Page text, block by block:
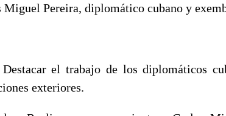
Pereira, diplomático cubano y
el trabajo de los diplomáticos
exteriores.